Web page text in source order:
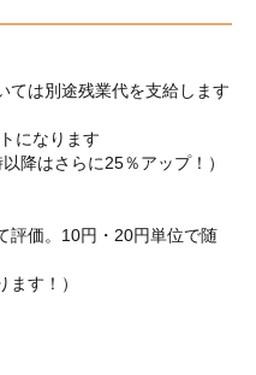
は別途残業代を支給します
になります
降はさらに25％アップ！）
評価。10円・20円単位で随
す！）